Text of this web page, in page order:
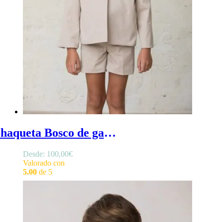
Chaqueta Bosco de gabardina - Chaqueta gabardina niño de estilo militar para ceremonias de entretiempo
Desde: 100,00€
Valorado con
5.00 de 5